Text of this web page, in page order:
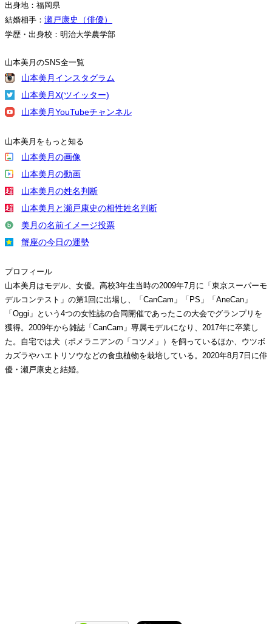
出身地：福岡県
結婚相手： 瀬戸康史（俳優）
学歴・出身校：明治大学農学部
山本美月のSNS全一覧
山本美月インスタグラム
山本美月X(ツイッター)
山本美月YouTubeチャンネル
山本美月をもっと知る
山本美月の画像
山本美月の動画
山本美月の姓名判断
山本美月と瀬戸康史の相性姓名判断
美月の名前イメージ投票
蟹座の今日の運勢
プロフィール
山本美月はモデル、女優。高校3年生当時の2009年7月に「東京スーパーモ
デルコンテスト」の第1回に出場し、「CanCam」「PS」「AneCan」
「Oggi」という4つの女性誌の合同開催であったこの大会でグランプリを
獲得。2009年から雑誌「CanCam」専属モデルになり、2017年に卒業し
た。自宅では犬（ポメラニアンの「コツメ」）を飼っているほか、ウツボ
カズラやハエトリソウなどの食虫植物を栽培している。2020年8月7日に俳
優・瀬戸康史と結婚。